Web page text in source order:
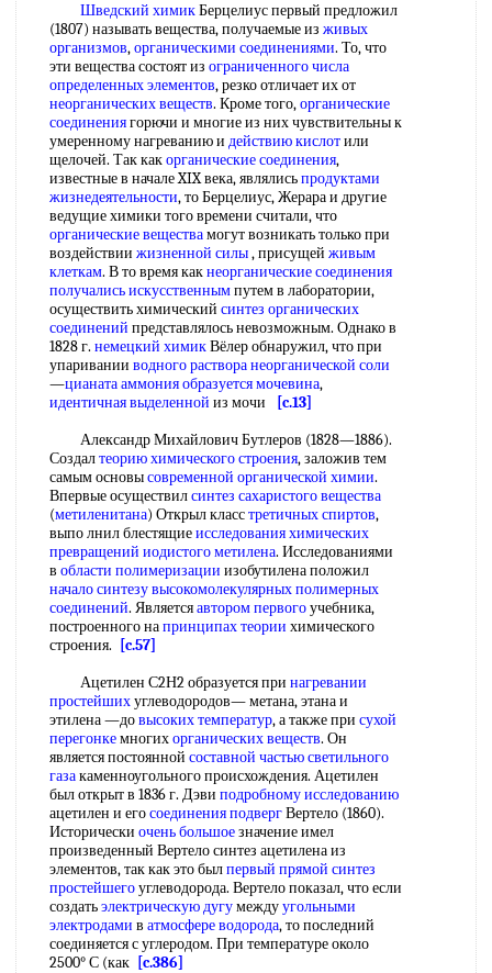
Шведский химикБерцелиус первый предложил
(1807) называть вещества, получаемые из живых
организмов,органическими соединениями. То, что
эти вещества состоят из ограниченного числа
определенных элементов, резко отличает их от
неорганических веществ. Кроме того,органические
соединениягорючи и многие из них чувствительны к
умеренному нагреванию и действию кислотили
щелочей. Так какорганические соединения,
известные в начале XIX века, являлисьпродуктами
жизнедеятельности, то Берцелиус, Жерара и другие
ведущие химики того времени считали, что
органические веществамогут возникать только при
воздействии жизненной силы, присущей живым
клеткам. В то время какнеорганические соединения
получались искусственнымпутем в лаборатории,
осуществить химический синтез органических
соединений представлялось невозможным. Однако в
1828 г. немецкий химикВёлер обнаружил, что при
упаривании водного раствора неорганической соли
—цианата аммонияобразуется мочевина,
идентичная выделенной из мочи
[c.13]
Александр Михайлович Бутлеров (1828—1886).
Создалтеорию химического строения, заложив тем
самым основысовременной органической химии.
Впервые осуществилсинтез сахаристого вещества
(метиленитана) Открыл класстретичных спиртов,
выпо лнил блестящиеисследования химических
превращений иодистого метилена. Исследованиями
в области полимеризации изобутилена положил
начало синтезувысокомолекулярных полимерных
соединений. Являетсяавтором первогоучебника,
построенного напринципах теории химического
строения.
[c.57]
Ацетилен С2Н2 образуется при нагревании
простейшихуглеводородов— метана, этана и
этилена —довысоких температур, а также при сухой
перегонкемногихорганических веществ. Он
является постоянной составной частьюсветильного
газакаменноугольного происхождения. Ацетилен
был открыт в 1836 г. Дэви подробному исследованию
ацетилен и егосоединения подвергВертело (1860).
Исторически очень большоезначение имел
произведенный Вертело синтез ацетилена из
элементов, так как это былпервый прямой синтез
простейшегоуглеводорода. Вертело показал, что если
создатьэлектрическую дугумеждуугольными
электродами в атмосфере водорода, то последний
соединяется с углеродом. При температуре около
2500° С (как [c.386]